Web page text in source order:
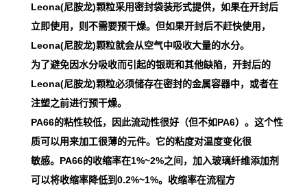
Leona(尼胺龙)颗粒采用密封袋装形式提供，如果在开封后
立即使用，则不需要预干燥。但如果开封后不赶快使用，
Leona(尼胺龙)颗粒就会从空气中吸收大量的水分。
为了避免因水分吸收而引起的银斑和其他缺陷，开封后的
Leona(尼胺龙)颗粒必须储存在密封的金属容器中，或者在
注塑之前进行预干燥。
PA66的粘性较低，因此流动性很好（但不如PA6）。这个性
质可以用来加工很薄的元件。它的粘度对温度变化很
敏感。PA66的收缩率在1%~2%之间，加入玻璃纤维添加剂
可以将收缩率降低到0.2%~1%。收缩率在流程方